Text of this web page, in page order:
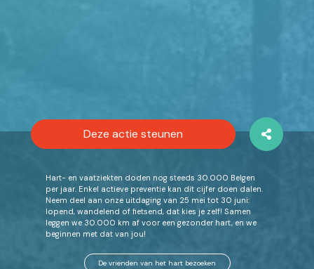
Deze actie steunen
Hart- en vaatziekten doden nog steeds 30.000 Belgen
per jaar. Enkel actieve preventie kan dit cijfer doen dalen.
Neem deel aan onze uitdaging van 25 mei tot 30 juni:
lopend, wandelend of fietsend, dat kies je zelf! Samen
leggen we 30.000 km af voor een gezonder hart, en we
beginnen met dat van jou!
De vrienden van het hart bezoeken